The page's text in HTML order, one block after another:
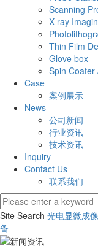
Scanning
X-ray
Thin Film
Glove box
Spin
Case
案例展示
News
公司新闻
行业资讯
技术资讯
Inquiry
Contact Us
联系我们
Site Search 光电显微成
备